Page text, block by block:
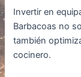
Invertir en
Barbacoas no
también
cocinero.